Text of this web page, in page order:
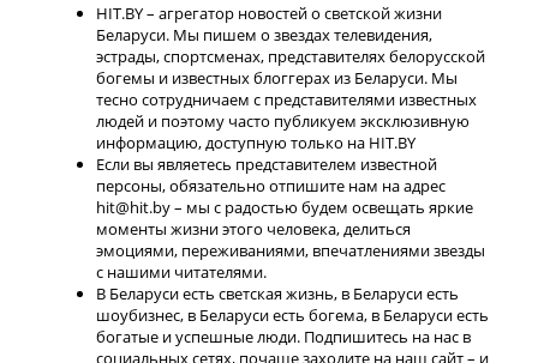
HIT.BY – агрегатор новостей о светской жизни
Беларуси. Мы пишем о звездах телевидения,
эстрады, спортсменах, представителях белорусской
богемы и известных блоггерах из Беларуси. Мы
тесно сотрудничаем с представителями известных
людей и поэтому часто публикуем эксклюзивную
информацию, доступную только на HIT.BY
Если вы являетесь представителем известной
персоны, обязательно отпишите нам на адрес
hit@hit.by – мы с радостью будем освещать яркие
моменты жизни этого человека, делиться
эмоциями, переживаниями, впечатлениями звезды
с нашими читателями.
В Беларуси есть светская жизнь, в Беларуси есть
шоубизнес, в Беларуси есть богема, в Беларуси есть
богатые и успешные люди. Подпишитесь на нас в
социальных сетях, почаще заходите на наш сайт – и